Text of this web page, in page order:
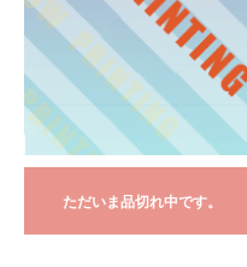
ただいま品切れ中です。